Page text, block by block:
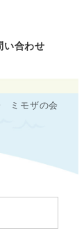
い合わせ
ミモザの会